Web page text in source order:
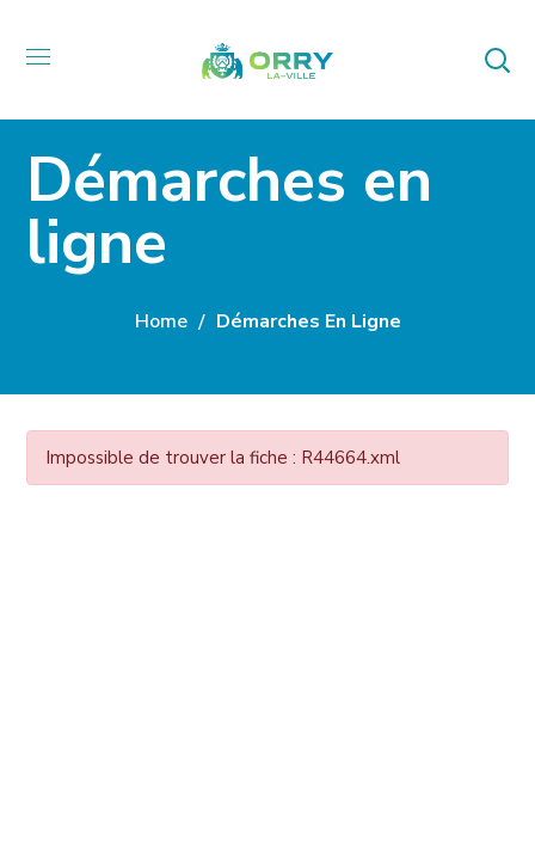
Démarches en
ligne
Home Démarches En Ligne
Impossible de trouver la fiche : R44664.xml